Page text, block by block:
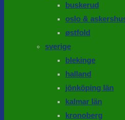
buskerud
oslo &
østfold
sverige
blekinge
halland
jönköping län
kalmar län
kronoberg